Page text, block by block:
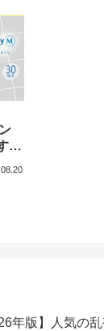
い
年版】人気の